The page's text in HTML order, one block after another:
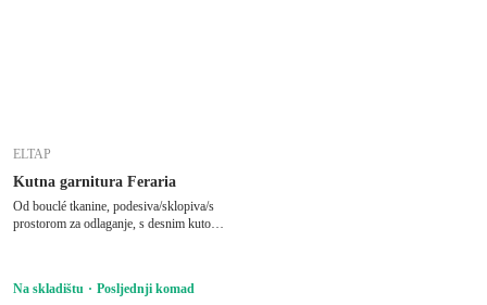
ELTAP
Kutna garnitura Feraria
Od bouclé tkanine, podesiva/sklopiva/s
prostorom za odlaganje, s desnim kutom/u
Na skladištu
Posljednji komad